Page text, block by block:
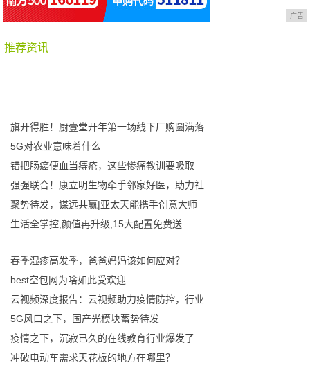
广告
推荐资讯
旗开得胜！厨壹堂开年第一场线下厂购圆满落
5G对农业意味着什么
错把肠癌便血当痔疮，这些惨痛教训要吸取
强强联合！康立明生物牵手邻家好医，助力社
聚势待发，谋远共赢|亚太天能携手创意大师
生活全掌控,颜值再升级,15大配置免费送
春季湿疹高发季，爸爸妈妈该如何应对？
best空包网为啥如此受欢迎
云视频深度报告：云视频助力疫情防控，行业
5G风口之下，国产光模块蓄势待发
疫情之下，沉寂已久的在线教育行业爆发了
冲破电动车需求天花板的地方在哪里？